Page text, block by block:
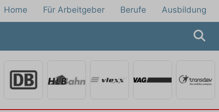
Home Für Arbeitgeber Berufe Ausbildung